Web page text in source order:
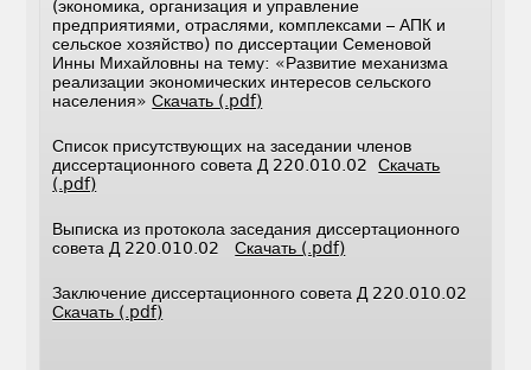
(экономика, организация и управление
предприятиями, отраслями, комплексами – АПК и
сельское хозяйство) по диссертации Семеновой
Инны Михайловны на тему: «Развитие механизма
реализации экономических интересов сельского
населения»Скачать (.pdf)
Список присутствующих на заседании членов
диссертационного совета Д 220.010.02Скачать
(.pdf)
Выписка из протокола заседания диссертационного
совета Д 220.010.02Скачать (.pdf)
Заключение диссертационного совета Д 220.010.02
Скачать (.pdf)